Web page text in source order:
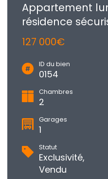
Appartement
résidence
127 000€
ID du bien
0154
Chambres
2
Garages
1
Statut
Exclusivité,
Vendu